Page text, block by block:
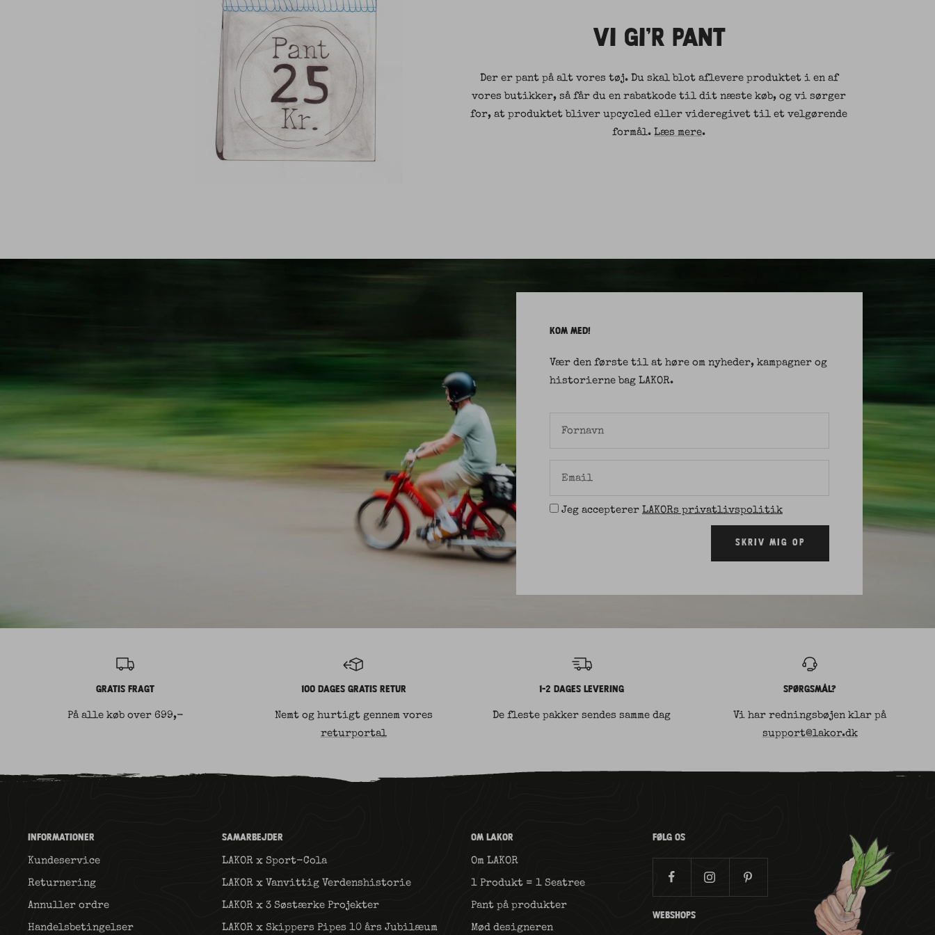
VI GI'R PANT
Der er pant på alt vores tøj. Du skal blot aflevere produktet i en af
vores butikker, så får du en rabatkode til dit næste køb, og vi sørger
for, at produktet bliver upcycled eller videregivet til et velgørende
formål.Læs mere.
KOM MED!
Vær den første til at høre om nyheder, kampagner og
historierne bag LAKOR.
Fornavn
Email
Jeg accepterer LAKORs privatlivspolitik
SKRIV MIG OP
GRATIS FRAGT
På alle køb over 699,-
100 DAGES GRATIS RETUR
Nemt og hurtigt gennem vores
returportal
1-2 DAGES LEVERING
De fleste pakker sendes samme dag
SPØRGSMÅL?
Vi har redningsbøjen klar på
support@lakor.dk
INFORMATIONER
Kundeservice
Returnering
Annuller ordre
Handelsbetingelser
SAMARBEJDER
LAKOR x Sport-Cola
LAKOR x Vanvittig Verdenshistorie
LAKOR x 3 Søstærke Projekter
LAKOR x Skippers Pipes 10 års Jubilæum
OM LAKOR
Om LAKOR
1 Produkt = 1 Seatree
Pant på produkter
Mød designeren
FØLG OS
WEBSHOPS